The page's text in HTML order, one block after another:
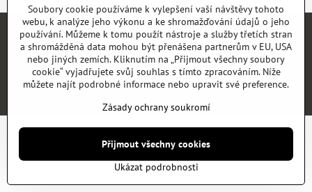
ÚvodE-SHOP KATALOGYNEWSKONTAKTREFERENCE
©2026CopyrightPředvolby soukromíZásady ochrany soukromí
Soubory cookie používáme k vylepšení vaší návštěvy tohoto
webu, k analýze jeho výkonu a ke shromažďování údajů o jeho
používání. Můžeme k tomu použít nástroje a služby třetích stran
a shromážděná data mohou být přenášena partnerům v EU, USA
nebo jiných zemích. Kliknutím na „Přijmout všechny soubory
cookie“ vyjadřujete svůj souhlas s tímto zpracováním. Níže
můžete najít podrobné informace nebo upravit své preference.
Zásady ochrany soukromí
Ukázat podrobnosti
Přijmout všechny cookies